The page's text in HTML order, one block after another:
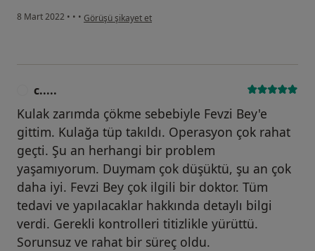
8 Mart 2022 • • • kullanıcının görüşüne göre b.....
Görüşü şikayet et
c.....
Kulak zarımda çökme sebebiyle Fevzi Bey'e
gittim. Kulağa tüp takıldı. Operasyon çok rahat
geçti. Şu an herhangi bir problem
yaşamıyorum. Duymam çok düşüktü, şu an çok
daha iyi. Fevzi Bey çok ilgili bir doktor. Tüm
tedavi ve yapılacaklar hakkında detaylı bilgi
verdi. Gerekli kontrolleri titizlikle yürüttü.
Sorunsuz ve rahat bir süreç oldu.